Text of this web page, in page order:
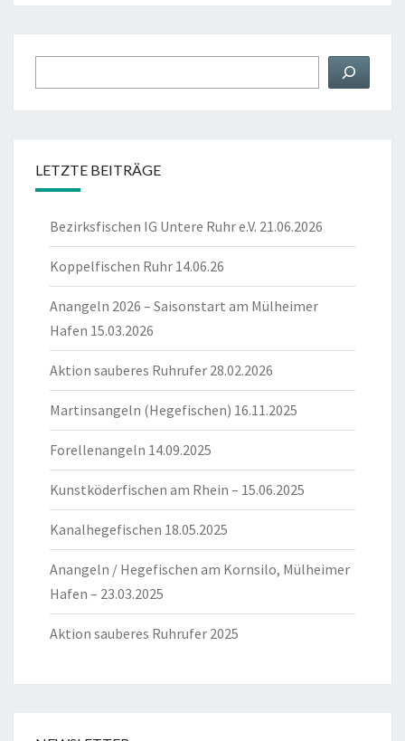
LETZTE BEITRÄGE
Bezirksfischen IG Untere Ruhr e.V. 21.06.2026
Koppelfischen Ruhr 14.06.26
Anangeln 2026 – Saisonstart am Mülheimer
Hafen 15.03.2026
Aktion sauberes Ruhrufer 28.02.2026
Martinsangeln (Hegefischen) 16.11.2025
Forellenangeln 14.09.2025
Kunstköderfischen am Rhein – 15.06.2025
Kanalhegefischen 18.05.2025
Anangeln / Hegefischen am Kornsilo, Mülheimer
Hafen – 23.03.2025
Aktion sauberes Ruhrufer 2025